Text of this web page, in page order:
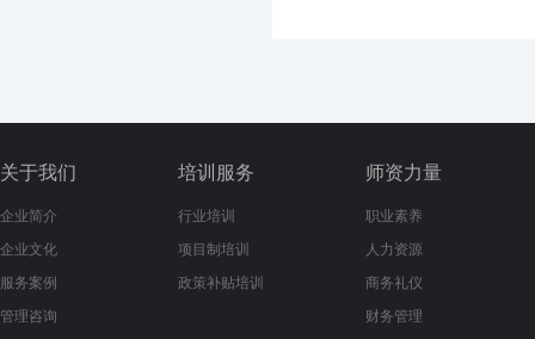
关于我们
企业简介
企业文化
服务案例
管理咨询
培训服务
行业培训
项目制培训
政策补贴培训
师资力量
职业素养
人力资源
商务礼仪
财务管理